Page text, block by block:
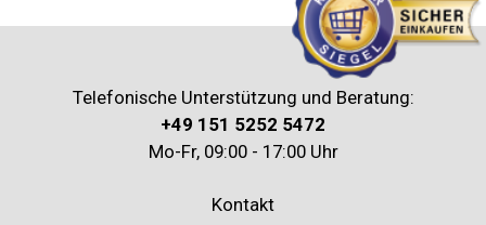
Telefonische Unterstützung und Beratung:
+49 151 5252 5472
Mo-Fr, 09:00 - 17:00 Uhr
Kontakt